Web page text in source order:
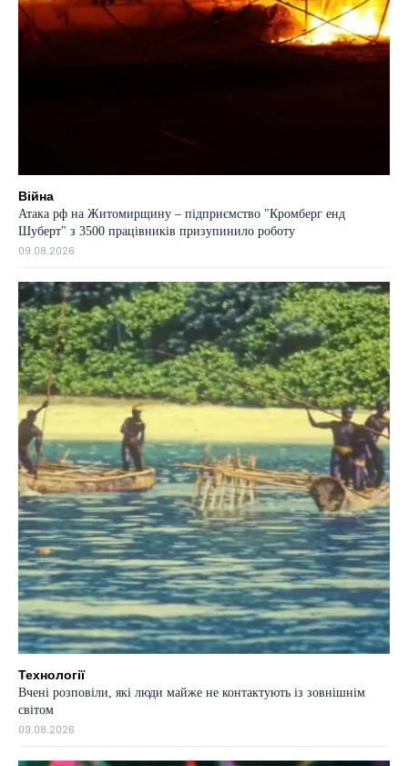
Війна
Атака рф на Житомирщину – підприємство "Кромберг енд
Шуберт" з 3500 працівників призупинило роботу
09.08.2026
Технології
Вчені розповіли, які люди майже не контактують із зовнішнім
світом
09.08.2026